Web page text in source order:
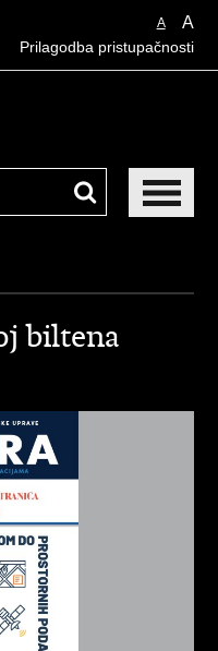
A A
Prilagodba pristupačnosti
biltena